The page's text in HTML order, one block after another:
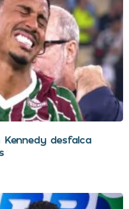
desfalca